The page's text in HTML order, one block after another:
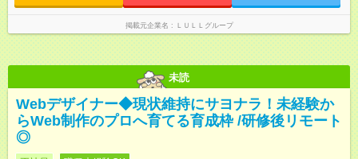
なし残業代を含みます。※超過分は全額支給いたします。 みな
別途支給いたします ※研修期間中（最大12ヶ月間）も、試用期
掲載元企業名 ＬＵＬＬグループ
未読
Webデザイナー◆現状維持にサヨナラ！未経験か
らWeb制作のプロへ育てる育成枠 /研修後リモート
◎